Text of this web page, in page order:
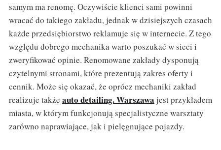
samym ma renomę. Oczywiście klienci sami powinni
wracać do takiego zakładu, jednak w dzisiejszych czasach
każde przedsiębiorstwo reklamuje się w internecie. Z tego
względu dobrego mechanika warto poszukać w sieci i
zweryfikować opinie. Renomowane zakłady dysponują
czytelnymi stronami, które prezentują zakres oferty i
cennik. Może się okazać, że oprócz mechaniki zakład
realizuje także auto detailing. Warszawa jest przykładem
miasta, w którym funkcjonują specjalistyczne warsztaty
zarówno naprawiające, jak i pielęgnujące pojazdy.